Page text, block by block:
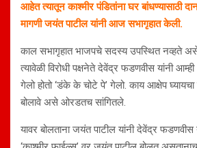
आहेत त्यातून काश्मीर पंडितांना घर बांधण्यासाठी
मागणी जयंत पाटील यांनी आज सभागृहात केली.
काल सभागृहात भाजपचे सदस्य उपस्थित नव्हते
त्यावेळी विरोधी पक्षनेते देवेंद्र फडणवीस यांनी आम्ही
गेलो होतो ‘डंके के चोटे पे’ गेलो. काय आक्षेप
बोलावे असे ओरडतच सांगितले.
यावर बोलताना जयंत पाटील यांनी देवेंद्र